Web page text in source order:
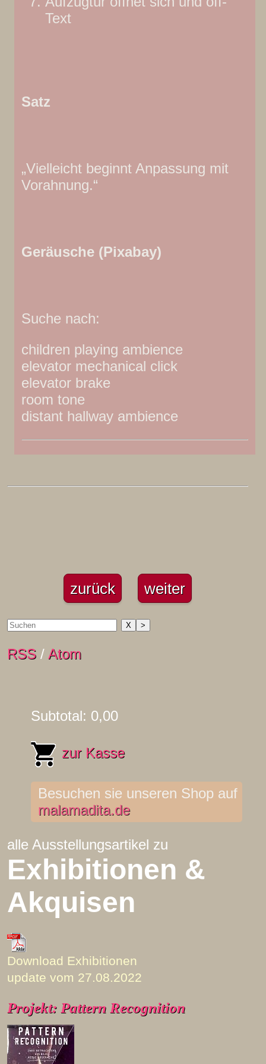
Text
Satz
„Vielleicht beginnt Anpassung mit
Vorahnung.“
Geräusche (Pixabay)
Suche nach:
children playing ambience
elevator mechanical click
elevator brake
room tone
distant hallway ambience
zurück weiter
X >
RSS / Atom
Subtotal: 0,00
zur Kasse
Besuchen sie unseren Shop auf
malamadita.de
alle Ausstellungsartikel zu
Exhibitionen &
Akquisen
Download Exhibitionen
update vom 27.08.2022
Projekt: Pattern Recognition